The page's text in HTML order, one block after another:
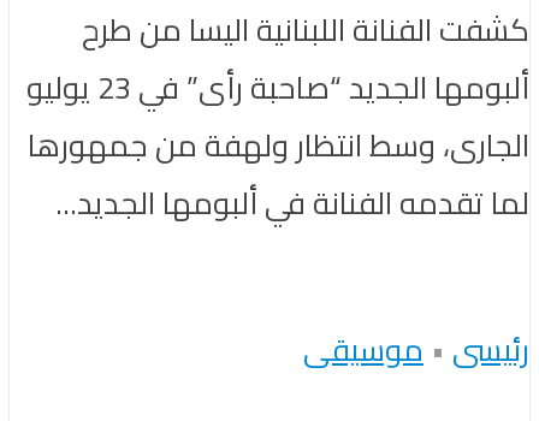
كشفت الفنانة اللبنانية اليسا من طرح
ألبومها الجديد “صاحبة رأى” في 23 يوليو
الجارى، وسط انتظار ولهفة من جمهورها
لما تقدمه الفنانة في ألبومها الجديد...
رئيسى •موسيقى